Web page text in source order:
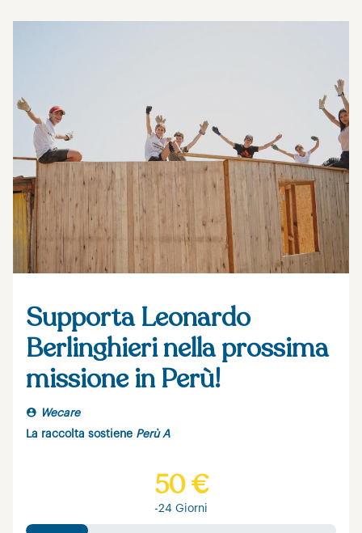
Supporta Leonardo
Berlinghieri nella prossima
missione in Perù!
Wecare
La raccolta sostiene Perù A
50 €
-24 Giorni